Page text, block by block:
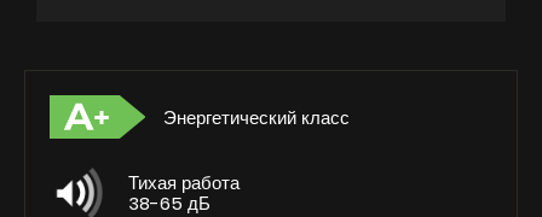
Энергетический класс
Тихая работа
38-65 дБ